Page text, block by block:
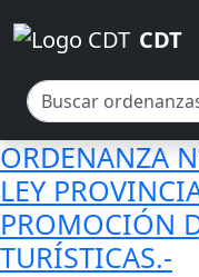
CDT
ORDENANZA
LEY
PROMOCIÓN
TURÍSTICAS.-